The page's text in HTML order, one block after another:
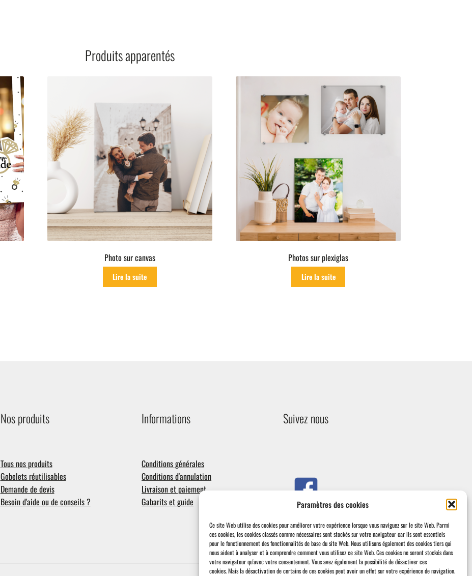
Paramètres des cookies
Ce site Web utilise des cookies pour améliorer votre expérience lorsque vous naviguez sur le site Web.Parmi
ces cookies, les cookies classés comme nécessaires sont stockés sur votre navigateur car ils sont essentiels
pour le fonctionnement des fonctionnalités de base du site Web.Nous utilisons également des cookies tiers qui
nous aident à analyser et à comprendre comment vous utilisez ce site Web.Ces cookies ne seront stockés dans
votre navigateur qu'avec votre consentement.Vous avez également la possibilité de désactiver ces
cookies.Mais la désactivation de certains de ces cookies peut avoir un effet sur votre expérience de navigation.
Produits apparentés
Photo sur canvas
Lire la suite
Photos sur plexiglas
Lire la suite
Nos produits
Tous nos produits
Gobelets réutilisables
Demande de devis
Besoin d'aide ou de conseils ?
Informations
Conditions générales
Conditions d'annulation
Livraison et paiement
Gabarits et guide
Suivez nous
Facebook